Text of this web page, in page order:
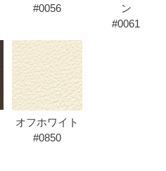
#0056
ン
#0061
オフホワイト
#0850